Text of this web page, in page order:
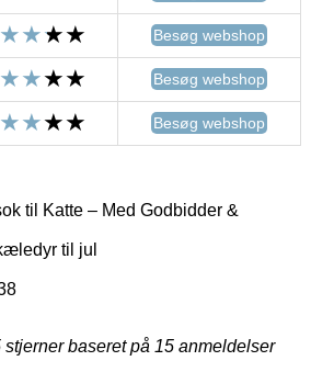
Besøg webshop
Besøg webshop
Besøg webshop
til Katte – Med Godbidder &
til jul
stjerner baseret på 15 anmeldelser